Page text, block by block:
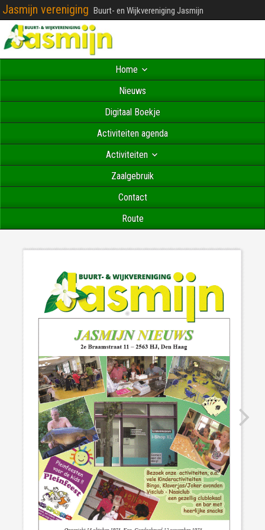
Jasmijn vereniging Buurt- en Wijkvereniging Jasmijn
Home
Nieuws
Digitaal Boekje
Activiteiten agenda
Activiteiten
Zaalgebruik
Contact
Route